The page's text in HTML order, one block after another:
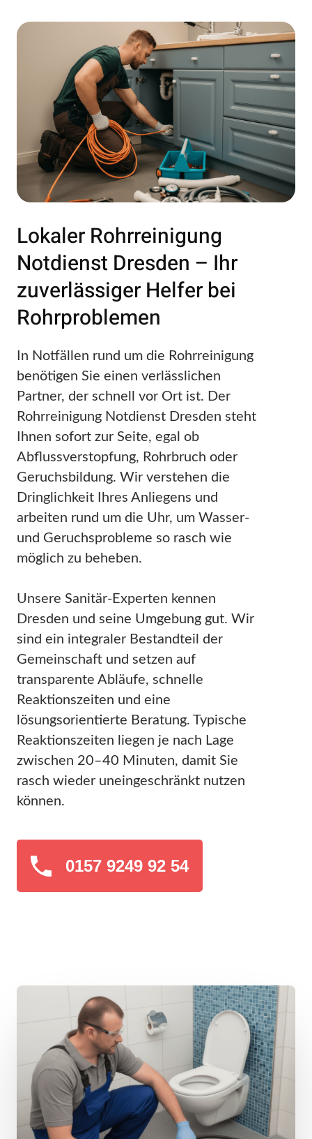
Lokaler Rohrreinigung
Notdienst Dresden – Ihr
zuverlässiger Helfer bei
Rohrproblemen
In Notfällen rund um die Rohrreinigung
benötigen Sie einen verlässlichen
Partner, der schnell vor Ort ist. Der
Rohrreinigung Notdienst Dresden steht
Ihnen sofort zur Seite, egal ob
Abflussverstopfung, Rohrbruch oder
Geruchsbildung. Wir verstehen die
Dringlichkeit Ihres Anliegens und
arbeiten rund um die Uhr, um Wasser-
und Geruchsprobleme so rasch wie
möglich zu beheben.
Unsere Sanitär-Experten kennen
Dresden und seine Umgebung gut. Wir
sind ein integraler Bestandteil der
Gemeinschaft und setzen auf
transparente Abläufe, schnelle
Reaktionszeiten und eine
lösungsorientierte Beratung. Typische
Reaktionszeiten liegen je nach Lage
zwischen 20–40 Minuten, damit Sie
rasch wieder uneingeschränkt nutzen
können.
0157 9249 92 54